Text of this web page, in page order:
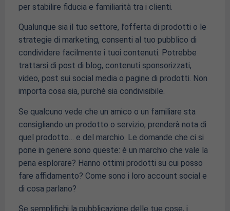
per stabilire fiducia e familiarità tra i clienti.
Qualunque sia il tuo settore, l’offerta di prodotti o le
strategie di marketing, consenti al tuo pubblico di
condividere facilmente i tuoi contenuti. Potrebbe
trattarsi di post di blog, contenuti sponsorizzati,
video, post sui social media o pagine di prodotti. Non
importa cosa sia, purché sia ​​condivisibile.
Se qualcuno vede che un amico o un familiare sta
consigliando un prodotto o servizio, prenderà nota di
quel prodotto… e del marchio. Le domande che ci si
pone in genere sono queste: è un marchio che vale la
pena esplorare? Hanno ottimi prodotti su cui posso
fare affidamento? Come sono i loro account social e
di cosa parlano?
Se semplifichi la pubblicazione delle tue cose, i